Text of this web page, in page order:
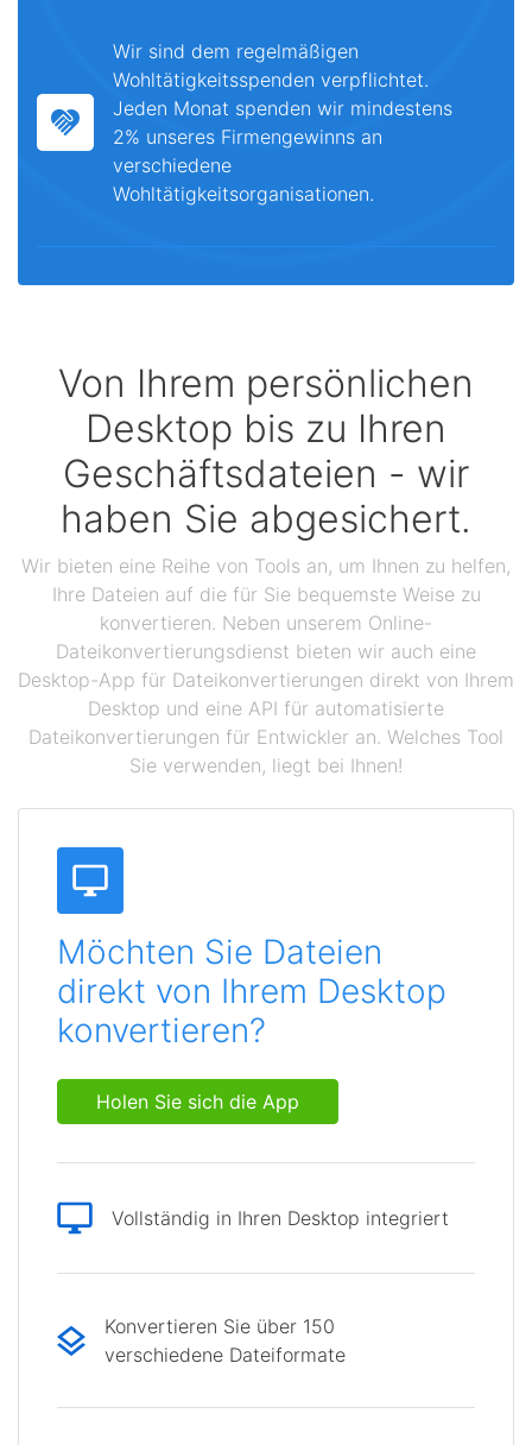
Wir sind dem regelmäßigen
Wohltätigkeitsspenden verpflichtet.
Jeden Monat spenden wir mindestens
2% unseres Firmengewinns an
verschiedene
Wohltätigkeitsorganisationen.
Von Ihrem persönlichen
Desktop bis zu Ihren
Geschäftsdateien - wir
haben Sie abgesichert.
Wir bieten eine Reihe von Tools an, um Ihnen zu helfen,
Ihre Dateien auf die für Sie bequemste Weise zu
konvertieren. Neben unserem Online-
Dateikonvertierungsdienst bieten wir auch eine
Desktop-App für Dateikonvertierungen direkt von Ihrem
Desktop und eine API für automatisierte
Dateikonvertierungen für Entwickler an. Welches Tool
Sie verwenden, liegt bei Ihnen!
Möchten Sie Dateien
direkt von Ihrem Desktop
konvertieren?
Holen Sie sich die App
Vollständig in Ihren Desktop integriert
Konvertieren Sie über 150
verschiedene Dateiformate